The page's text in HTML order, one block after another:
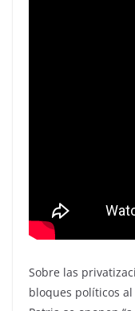
Sobre las
bloques políticos